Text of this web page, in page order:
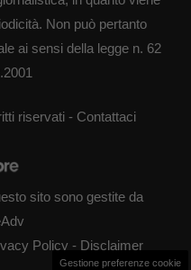
Non può pertanto
ai sensi della legge n. 62
riservati - Contattaci
sito sono gestite da
Policy - Disclaimer
Gestione preferenze cookie